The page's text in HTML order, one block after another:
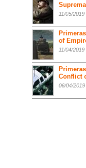
11/05/2019
of
11/04/2019
Conflict
06/04/2019